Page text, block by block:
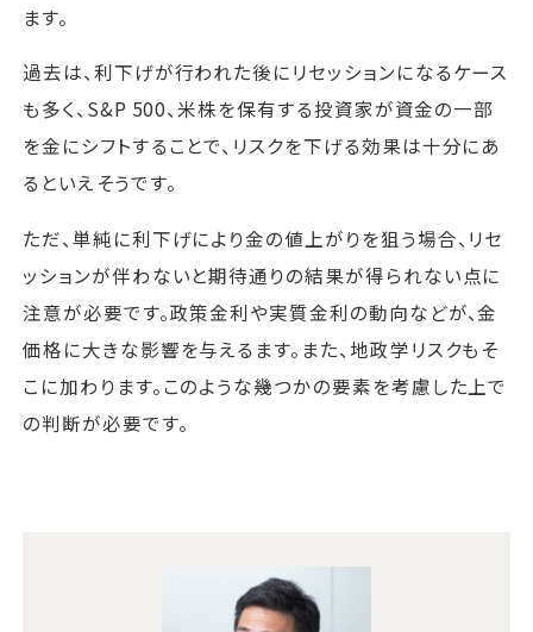
ます。
過去は、利下げが行われた後にリセッションになるケース
も多く、S&P 500、米株を保有する投資家が資金の一部
を金にシフトすることで、リスクを下げる効果は十分にあ
るといえそうです。
ただ、単純に利下げにより金の値上がりを狙う場合、リセ
ッションが伴わないと期待通りの結果が得られない点に
注意が必要です。政策金利や実質金利の動向などが、金
価格に大きな影響を与えるます。また、地政学リスクもそ
こに加わります。このような幾つかの要素を考慮した上で
の判断が必要です。